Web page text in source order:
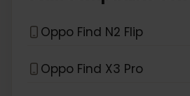
Oppo Find N2 Flip
Oppo Find X3 Pro